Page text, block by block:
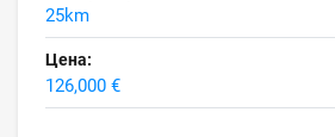
25km
Цена:
126,000 €